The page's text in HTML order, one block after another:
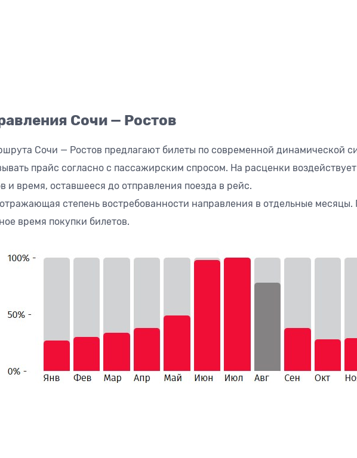
Сочи — Ростов
Сочи — Ростов предлагают билеты по современной динамической
прайс согласно с пассажирским спросом. На расценки
и время, оставшееся до отправления поезда в рейс.
степень востребованности направления в отдельные
время покупки билетов.